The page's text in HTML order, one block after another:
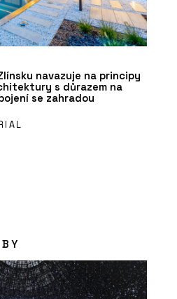
navazuje na principy
s důrazem na
se zahradou